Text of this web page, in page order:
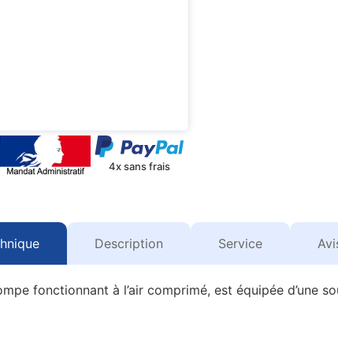
4x sans frais
Description Service
fonctionnant à l’air comprimé, est équipée d’une